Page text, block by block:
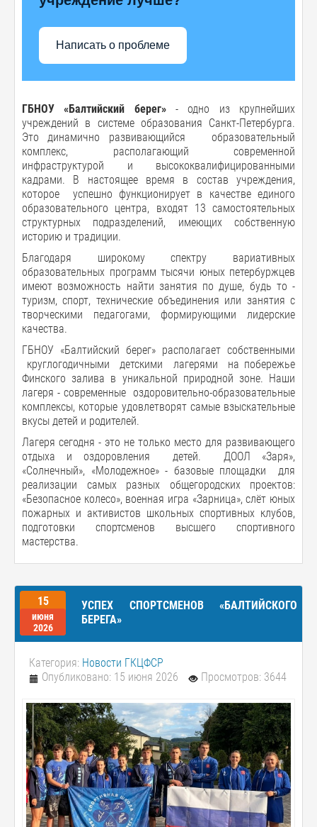
Написать о проблеме
ГБНОУ «Балтийский берег»- одно из крупнейших
учреждений в системе образования Санкт-Петербурга.
Это динамично развивающийся образовательный
комплекс, располагающий современной
инфраструктурой и высококвалифицированными
кадрами. В настоящее время в состав учреждения,
которое успешно функционирует в качестве единого
образовательного центра, входят 13 самостоятельных
структурных подразделений, имеющих собственную
историю и традиции.
Благодаря широкому спектру вариативных
образовательных программ тысячи юных петербуржцев
имеют возможность найти занятия по душе, будь то -
туризм, спорт, технические объединения или занятия с
творческими педагогами, формирующими лидерские
качества.
ГБНОУ «Балтийский берег» располагает собственными
круглогодичными детскими лагерями на побережье
Финского залива в уникальной природной зоне. Наши
лагеря - современные оздоровительно-образовательные
комплексы, которые удовлетворят самые взыскательные
вкусы детей и родителей.
Лагеря сегодня - это не только место для развивающего
отдыха и оздоровления детей. ДООЛ «Заря»,
«Солнечный», «Молодежное» - базовые площадки для
реализации самых разных общегородских проектов:
«Безопасное колесо», военная игра «Зарница», слёт юных
пожарных и активистов школьных спортивных клубов,
подготовки спортсменов высшего спортивного
мастерства.
15
июня
2026
УСПЕХ СПОРТСМЕНОВ «БАЛТИЙСКОГО
БЕРЕГА»
Категория: Новости ГКЦФСР
Опубликовано: 15 июня 2026
Просмотров: 3644